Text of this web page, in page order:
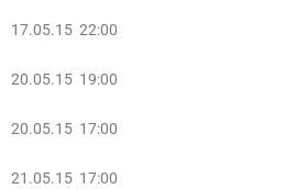
17.05.15 22:00
20.05.15 19:00
20.05.15 17:00
21.05.15 17:00